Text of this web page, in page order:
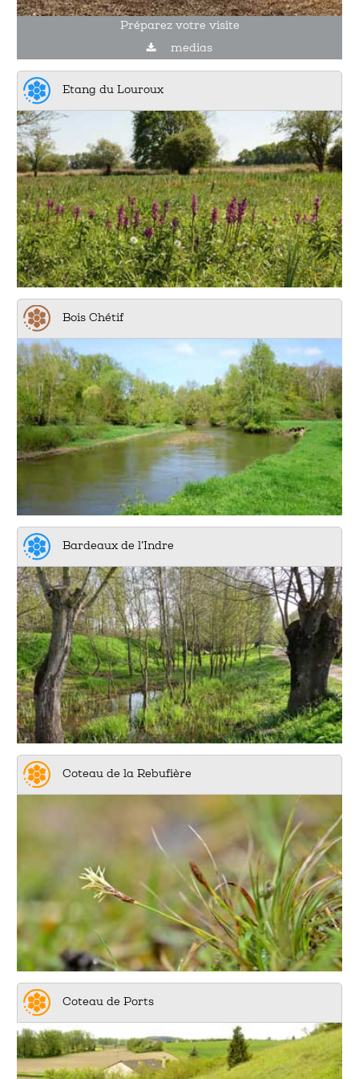
Préparez votre visite
medias
Etang du Louroux
Bois Chétif
Bardeaux de l’Indre
Coteau de la Rebufière
Coteau de Ports